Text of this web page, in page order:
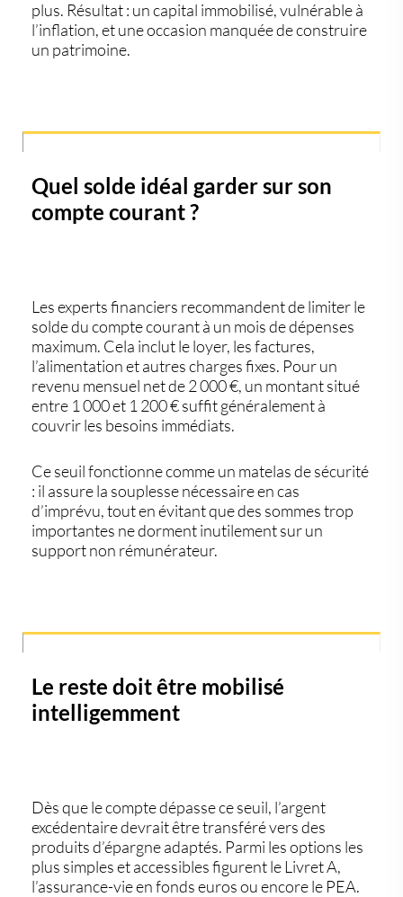
plus. Résultat : un capital immobilisé, vulnérable à
l’inflation, et une occasion manquée de construire
un patrimoine.
Quel solde idéal garder sur son
compte courant ?
Lesexperts financiers recommandent de limiter le
solde du compte courant à un mois de dépenses
maximum. Cela inclut le loyer, les factures,
l’alimentation et autres charges fixes. Pour un
revenu mensuel net de 2 000 €, un montant situé
entre 1 000 et 1 200 €suffit généralement à
couvrir les besoins immédiats.
Ce seuil fonctionne comme un matelas de sécurité
: il assure la souplesse nécessaire en cas
d’imprévu, tout en évitant que des sommes trop
importantes ne dorment inutilement sur un
support non rémunérateur.
Le reste doit être mobilisé
intelligemment
Dès que le compte dépasse ce seuil, l’argent
excédentaire devrait être transféré versdes
produits d’épargne adaptés. Parmi les options les
plus simples et accessibles figurent leLivret A,
l’assurance-vieen fonds euros ou encore le PEA.